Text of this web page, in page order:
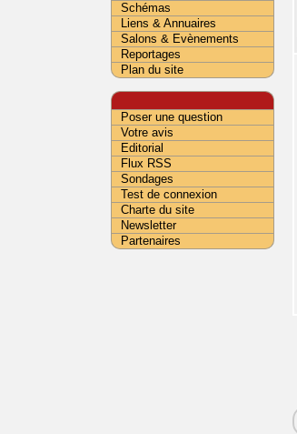
Schémas
Liens & Annuaires
Salons & Evènements
Reportages
Plan du site
Poser une question
Votre avis
Editorial
Flux RSS
Sondages
Test de connexion
Charte du site
Newsletter
Partenaires